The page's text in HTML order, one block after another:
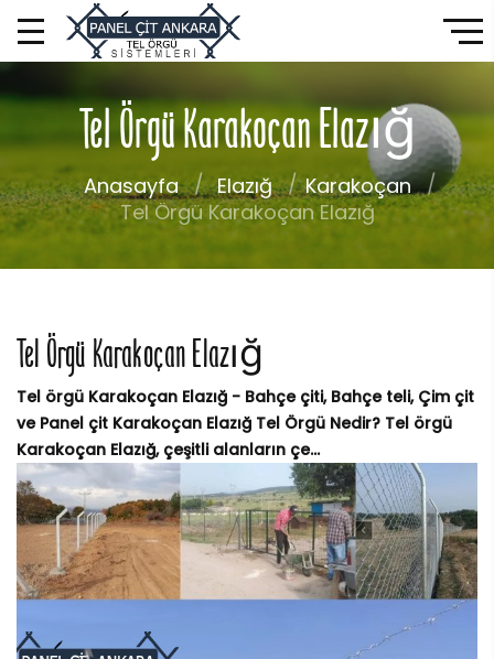
Tel Örgü Karakoçan Elazığ
Anasayfa Elazığ
Karakoçan
Tel Örgü Karakoçan Elazığ
Tel Örgü Karakoçan Elazığ
Tel örgü Karakoçan Elazığ - Bahçe çiti, Bahçe teli, Çim çit
ve Panel çit Karakoçan Elazığ Tel Örgü Nedir? Tel örgü
Karakoçan Elazığ, çeşitli alanların çe...